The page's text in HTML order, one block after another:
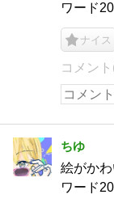
ワード
ナイス
コメン
ちゆ
絵がか
ワード